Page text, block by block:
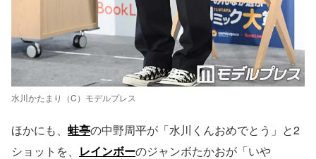
水川かたまり（C）モデルプレス
ほかにも、 蛙亭の中野周平が「水川くんおめでとう」と2
ショットを、 レインボーのジャンボたかおが「いや